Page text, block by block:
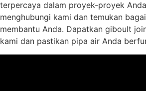
terpercaya dalam proyek-proyek
menghubungi kami dan temukan
membantu Anda. Dapatkan giboult
kami dan pastikan pipa air Anda